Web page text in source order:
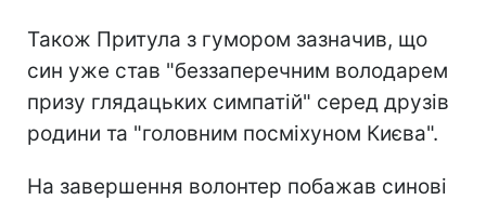
Також Притула з гумором зазначив, що
син уже став "беззаперечним володарем
призу глядацьких симпатій" серед друзів
родини та "головним посміхуном Києва".
На завершення волонтер побажав синові